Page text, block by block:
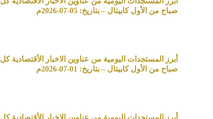
صباح من الأول كابيتال – بتاريخ: 05-07-2026م
أبرز المستجدات اليومية من عناوين الاخبار الأقتصادية كل
صباح من الأول كابيتال – بتاريخ: 01-07-2026م
أبرز المستجدات اليومية من عناوين الاخبار الأقتصادية كل